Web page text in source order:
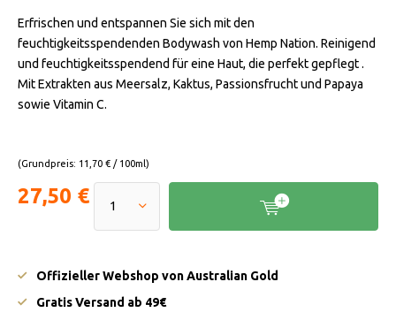
Erfrischen und entspannen Sie sich mit den
feuchtigkeitsspendenden Bodywash von Hemp Nation. Reinigend
und feuchtigkeitsspendend für eine Haut, die perfekt gepflegt .
Mit Extrakten aus Meersalz, Kaktus, Passionsfrucht und Papaya
sowie Vitamin C.
(Grundpreis: 11,70 € / 100ml)
27,50 €
Offizieller Webshop von Australian Gold
Gratis Versand ab 49€